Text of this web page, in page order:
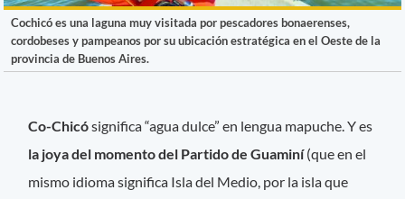
Cochicó es una laguna muy visitada por pescadores bonaerenses,
cordobeses y pampeanos por su ubicación estratégica en el Oeste de la
provincia de Buenos Aires.
Co-Chicósignifica “agua dulce” en lengua mapuche. Y es
la joya del momento del Partido de Guaminí(que en el
mismo idioma significa Isla del Medio, por la isla que